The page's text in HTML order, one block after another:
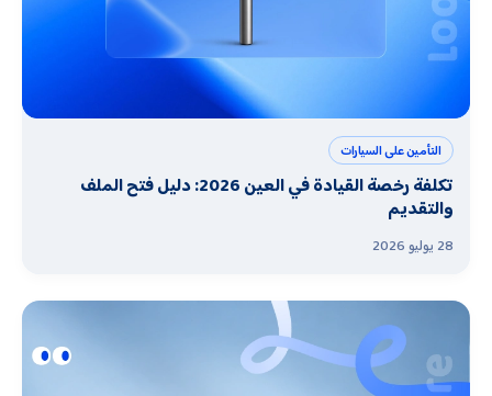
التأمين على السيارات
تكلفة رخصة القيادة في العين 2026: دليل فتح الملف
والتقديم
28 يوليو 2026